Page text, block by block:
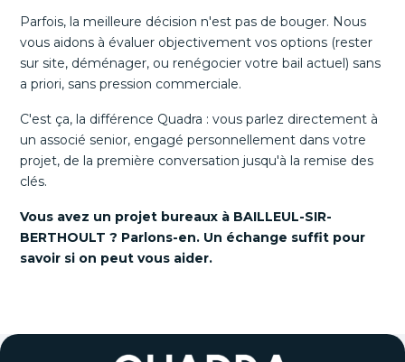
Parfois, la meilleure décision n'est pas de bouger. Nous
vous aidons à évaluer objectivement vos options (rester
sur site, déménager, ou renégocier votre bail actuel) sans
a priori, sans pression commerciale.
C'est ça, la différence Quadra : vous parlez directement à
un associé senior, engagé personnellement dans votre
projet, de la première conversation jusqu'à la remise des
clés.
Vous avez un projet bureaux à BAILLEUL-SIR-
BERTHOULT ? Parlons-en. Un échange suffit pour
savoir si on peut vous aider.